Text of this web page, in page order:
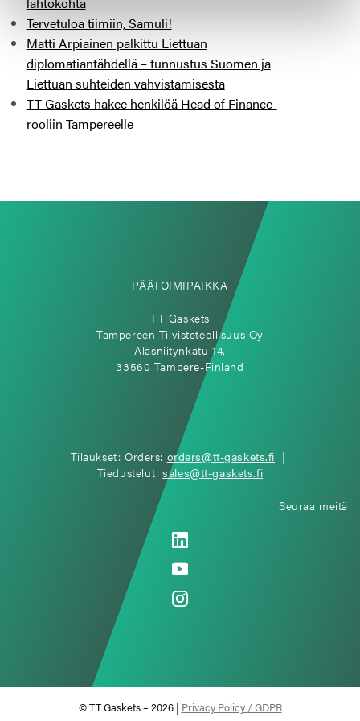
Tervetuloa tiimiin, Samuli!
Matti Arpiainen palkittu Liettuan
diplomatiantähdellä – tunnustus Suomen ja
Liettuan suhteiden vahvistamisesta
TT Gaskets hakee henkilöä Head of Finance-
rooliin Tampereelle
PÄÄTOIMIPAIKKA
TT Gaskets
Tampereen Tiivisteteollisuus Oy
Alasniitynkatu 14,
33560 Tampere-Finland
Tilaukset: Orders: orders@tt-gaskets.fi |
Tiedustelut:sales@tt-gaskets.fi
Seuraa meitä
© TT Gaskets – 2026 | Privacy Policy / GDPR